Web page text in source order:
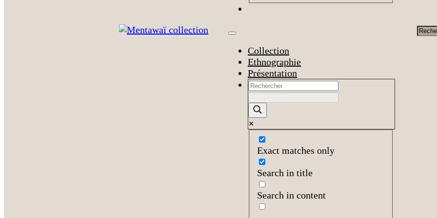
Collection
Ethnographie
Présentation
Exact matches only
Search in title
Search in content